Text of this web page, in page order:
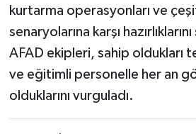
kurtarma operasyonları ve
senaryolarına karşı
AFAD ekipleri, sahip oldukları
ve eğitimli personelle her an
olduklarını vurguladı.